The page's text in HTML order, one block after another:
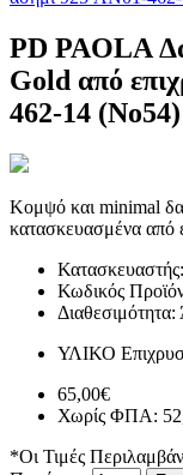
PD PAOLA
Gold από
462-14 (No54)
Κομψό και minimal
κατασκευασμένα από
Κατασκευαστής:
Κωδικός
Διαθεσιμότητα:
ΥΛΙΚΟ
65,00€
Χωρίς ΦΠΑ:
*Οι Τιμές